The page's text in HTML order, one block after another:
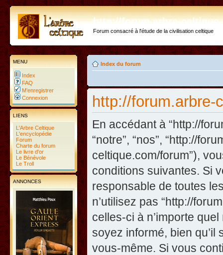
http://forum.arbre-
Forum consacré à l'étude de la civilisation celtique
MENU
Index
FAQ
M’enregistrer
Connexion
LIENS
L'Arbre Celtique
L'encyclopédie
Forum
Charte du forum
Le livre d'or
Le Bénévole
Le Troll
ANNONCES
Index du forum
http://forum.arbre-
En accédant à “http://
“notre”, “nos”, “http://
celtique.com/forum”),
conditions suivantes. Si
responsable de toutes
n’utilisez pas “http://
celles-ci à n’importe
soyez informé, bien
vous-même. Si vous